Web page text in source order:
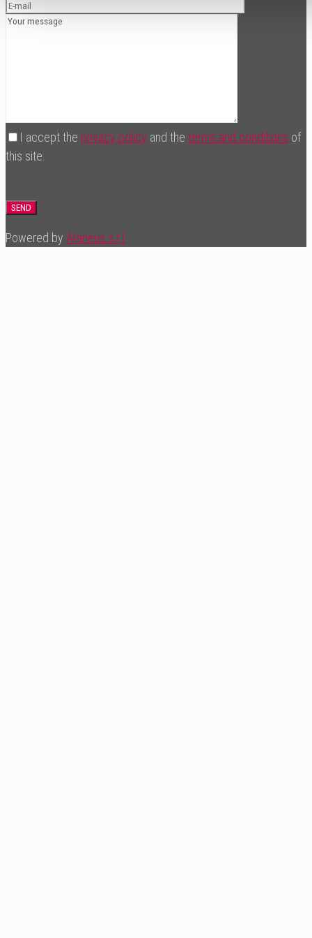
I accept the privacy policy and the terms and conditions of
this site.
Powered by Araneus s.r.l.